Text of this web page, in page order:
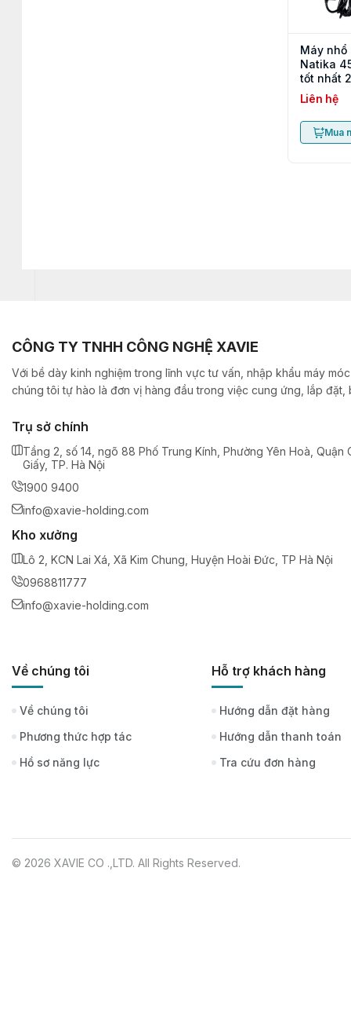
Máy
Natika
tốt nhất
Liên hệ
Mua
CÔNG TY TNHH CÔNG NGHỆ XAVIE
Với bề dày kinh nghiệm trong lĩnh vực tư vấn, nhập khẩu máy
chúng tôi tự hào là đơn vị hàng đầu trong việc cung ứng, lắp đặt,
Trụ sở chính
Tầng 2, số 14, ngõ 88 Phố Trung Kính, Phường Yên Hoà, Quận
Giấy, TP. Hà Nội
1900 9400
info@xavie-holding.com
Kho xưởng
Lô 2, KCN Lai Xá, Xã Kim Chung, Huyện Hoài Đức, TP Hà Nội
0968811777
info@xavie-holding.com
Về chúng tôi
Về chúng tôi
Phương thức hợp tác
Hồ sơ năng lực
Hỗ trợ khách hàng
Hướng dẫn đặt hàng
Hướng dẫn thanh toán
Tra cứu đơn hàng
© 2026 XAVIE CO .,LTD. All Rights Reserved.